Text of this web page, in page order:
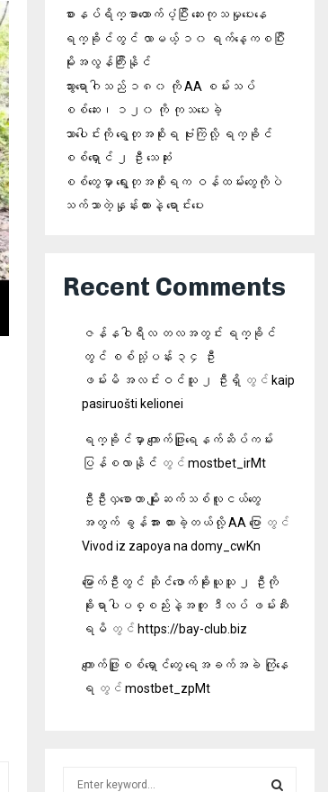
စားနပ်ရိက္ခာထောက်ပံ့ပြီး ဆေးကုသမှုပေးနေ
ရက္ခိုင်တွင် လာမယ့် ၁၀ ရက်နေ့ကစပြီး
မိုးအလွန်ကြီးနိုင်
သွားရောဂါသည် ၁၈၀ ကို AA စမ်းသပ်
စစ်ဆေး၊ ၁၂၀ ကို ကုသပေးခဲ့
သာပေါင်းကို ရွေတုအစိုးရ ဗုံးကြဲလို့ ရက္ခိုင်
စစ်ရှောင် ၂ ဦး သေဆုံး
စစ်တွေမှာ ရွေးတုအစိုးရက ဝန်ထမ်းတွေကိုပဲ
သက်သာတဲ့နှုန်းထားနဲ့ ရောင်းပေး
Recent Comments
ဇန်နဝါရီလ တလအတွင်း ရက္ခိုင်
တွင် စစ်သုံ့ပန်း ၃၄ ဦး
ဖမ်းမိ အလင်းဝင်သူ ၂ ဦးရှိ တွင် kaip
pasiruošti kelionei
ရက္ခိုင်မှာ ကျောက်ဖြူရေနက်ဆိပ်ကမ်း
ပြန်စလာနိုင် တွင် mostbet_irMt
ဦးဦးလှစောဟာ မျိုးဆက်သစ်လူငယ်တွေ
အတွက် ခွန်အား ထားခဲ့တယ်လို့ AA ပြော တွင်
Vivod iz zapoya na domy_cwKn
မြောက်ဦးတွင် ဆိုင်ဖောက်ခိုးယူသူ ၂ ဦးကို
ခိုးရာပါပစ္စည်းနဲ့အတူ ဒီလပ် ဖမ်းဆီး
ရမိ တွင် https://bay-club.biz
ကျောက်ဖြူစစ်ရှောင်တွေ ရေအခက်အခဲ ကြုံနေ
ရ တွင် mostbet_zpMt